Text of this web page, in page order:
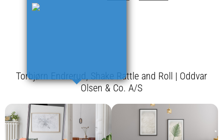
Torbjørn Endrerud, Shake Rattle and Roll | Oddvar
Olsen & Co. A/S